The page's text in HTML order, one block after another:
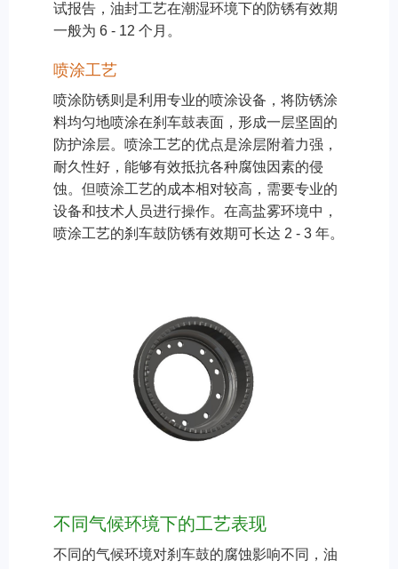
试报告，油封工艺在潮湿环境下的防锈有效期
一般为 6 - 12 个月。
喷涂工艺
喷涂防锈则是利用专业的喷涂设备，将防锈涂
料均匀地喷涂在刹车鼓表面，形成一层坚固的
防护涂层。喷涂工艺的优点是涂层附着力强，
耐久性好，能够有效抵抗各种腐蚀因素的侵
蚀。但喷涂工艺的成本相对较高，需要专业的
设备和技术人员进行操作。在高盐雾环境中，
喷涂工艺的刹车鼓防锈有效期可长达 2 - 3 年。
不同气候环境下的工艺表现
不同的气候环境对刹车鼓的腐蚀影响不同，油